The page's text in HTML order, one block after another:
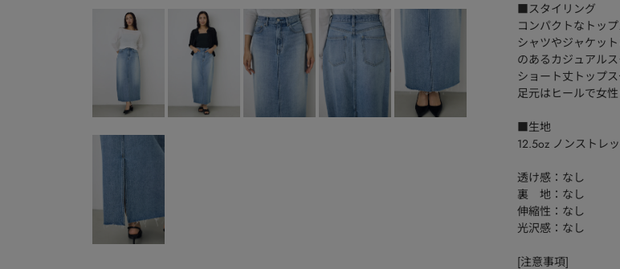
■スタイリング
コンパクトなトッ
シャツやジャケッ
のあるカジュアルス
ショート丈トップ
足元はヒールで女
■生地
12.5oz ノンストレ
透け感：なし
裏 地：なし
伸縮性：なし
光沢感：なし
[注意事項]